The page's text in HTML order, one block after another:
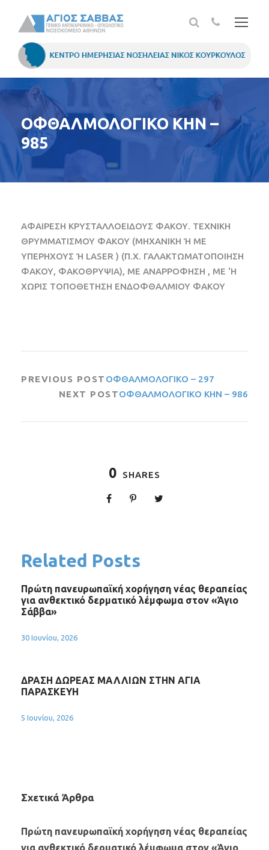
ΟΦΘΑΛΜΟΛΟΓΙΚΟ ΚΗΝ –
985
ΑΦΑΙΡΕΣΗ ΚΡΥΣΤΑΛΛΟΕΙΔΟΥΣ ΦΑΚΟΥ. ΤΕΧΝΙΚΗ
ΘΡΥΜΜΑΤΙΣΜΟΥ ΦΑΚΟΥ (ΜΗΧΑΝΙΚΗ Ή ΜΕ
ΥΠΕΡΗΧΟΥΣ Ή LASER ) (Π.Χ. ΓΑΛΑΚΤΩΜΑΤΟΠΟΙΗΣΗ
ΦΑΚΟΥ, ΦΑΚΟΘΡΥΨΙΑ), ΜΕ ΑΝΑΡΡΟΦΗΣΗ , ΜΕ ‘Η
ΧΩΡΙΣ ΤΟΠΟΘΕΤΗΣΗ ΕΝΔΟΦΘΑΛΜΙΟΥ ΦΑΚΟΥ
PREVIOUS POST ΟΦΘΑΛΜΟΛΟΓΙΚΟ – 297
NEXT POSTΟΦΘΑΛΜΟΛΟΓΙΚΟ ΚΗΝ – 986
0 SHARES
Related Posts
Πρώτη πανευρωπαϊκή χορήγηση νέας θεραπείας
για ανθεκτικό δερματικό λέμφωμα στον «Άγιο
Σάββα»
30 Ιουνίου, 2026
ΔΡΑΣΗ ΔΩΡΕΑΣ ΜΑΛΛΙΩΝ ΣΤΗΝ ΑΓΙΑ
ΠΑΡΑΣΚΕΥΗ
5 Ιουνίου, 2026
Σχετικά Άρθρα
Πρώτη πανευρωπαϊκή χορήγηση νέας θεραπείας